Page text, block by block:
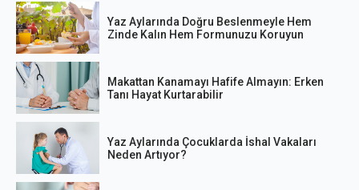
Yaz Aylarında Doğru Beslenmeyle Hem
Zinde Kalın Hem Formunuzu Koruyun
Makattan Kanamayı Hafife Almayın: Erken
Tanı Hayat Kurtarabilir
Yaz Aylarında Çocuklarda İshal Vakaları
Neden Artıyor?